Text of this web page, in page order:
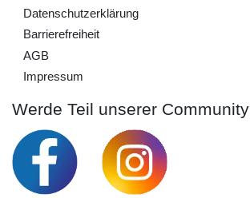
Daten­schutz­erklärung
Barrierefreiheit
AGB
Impressum
Werde Teil unserer Community